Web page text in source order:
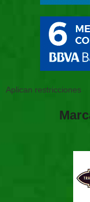
Aplican restricciones